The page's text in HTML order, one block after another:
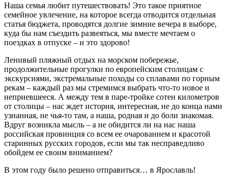
Наша семья любит путешествовать! Это такое приятное
семейное увлечение, на которое всегда отводится отдельная
статья бюджета, проводятся долгие зимние вечера в выборе,
куда бы нам съездить развеяться, мы вместе мечтаем о
поездках в отпуске – и это здорово!
Ленивый пляжный отдых на морском побережье,
продолжительные прогулки по европейским столицам с
экскурсиями, экстремальные походы со сплавами по горным
рекам – каждый раз мы стремимся выбрать что-то новое и
неприевшееся. А между тем в паре-тройке сотен километров
от столицы – нас ждет история, интересная, не до конца нами
узнанная, не чья-то там, а наша, родная и до боли знакомая.
Вдруг возникла мысль – а не обидится ли на нас наша
российская провинция со всем ее очарованием и красотой
старинных русских городов, если мы так несправедливо
обойдем ее своим вниманием?
В этом году было решено отправиться… в Ярославль!